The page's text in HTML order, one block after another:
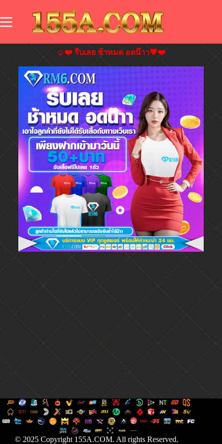
☺️❤️ รีบเลย ช้าหมด อดน๊าา💗❤️
© 2025 Copyright 155A.COM. All rights Reserved.